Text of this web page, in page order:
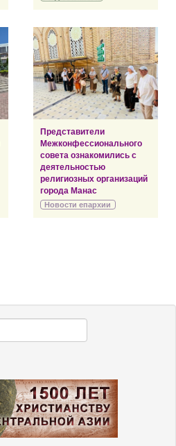
Представители
Межконфессионального
совета ознакомились с
деятельностью
религиозных организаций
города Манас
Новости епархии